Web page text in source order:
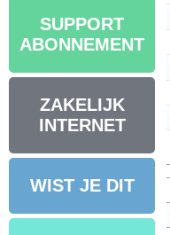
SUPPORT
ABONNEMENT
ZAKELIJK
INTERNET
WIST JE DIT